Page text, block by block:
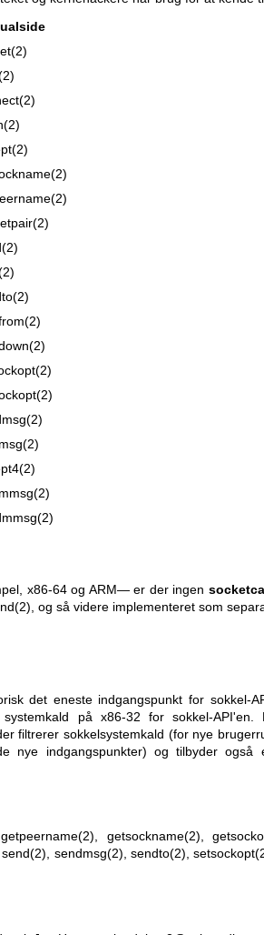
x86-64 og ARM— er der ingen
, og så videre implementeret som
det eneste indgangspunkt for sokkel-
på x86-32 for sokkel-API'en.
filtrerer sokkelsystemkald (for nye
nye indgangspunkter) og tilbyder også
getpeername(2) getsockname(2) ,
,send(2) sendmsg(2) sendto(2)